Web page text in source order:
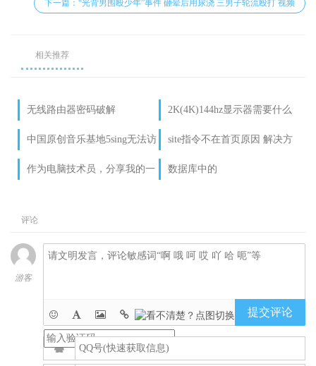
下一篇：“光背男围殴少年”事件 砸晕后用尿浇 三男子轮流殴打 视频
相关推荐
无线路由器密码破解
2K(4K)144hz显示器需要什么
显卡来带？怕显卡带不动？
中国原创音乐基地5sing无法访
site指令不在首页原因 解决方
法
作为电脑技术员，分享我的一
数据库中的
评论
游客
提交评论